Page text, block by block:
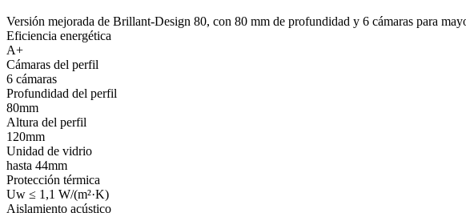
Versión mejorada de Brillant-Design 80, con 80 mm de profundidad y 6 cámaras para
Eficiencia energética
A+
Cámaras del perfil
6 cámaras
Profundidad del perfil
80mm
Altura del perfil
120mm
Unidad de vidrio
hasta 44mm
Protección térmica
Uw ≤ 1,1 W/(m²·K)
Aislamiento acústico